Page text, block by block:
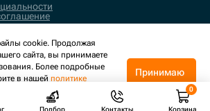
персональных данных
Подбор Контакты Корзина
cookie. Продолжая
сайта, вы принимаете
Более подробные
в нашей политике
.
Принимаю